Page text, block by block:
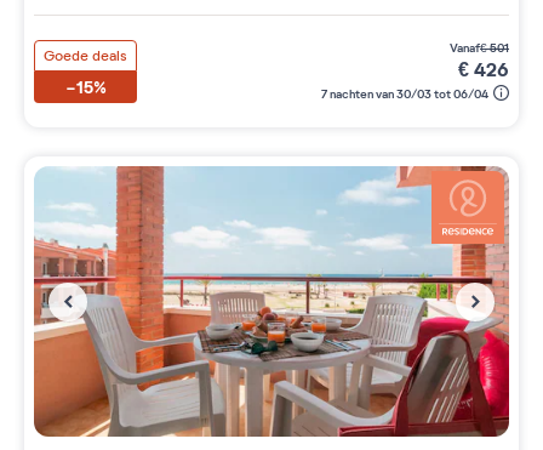
Goede deals
-15%
vanaf€501
€426
7 nachten van 30/03 tot 06/04